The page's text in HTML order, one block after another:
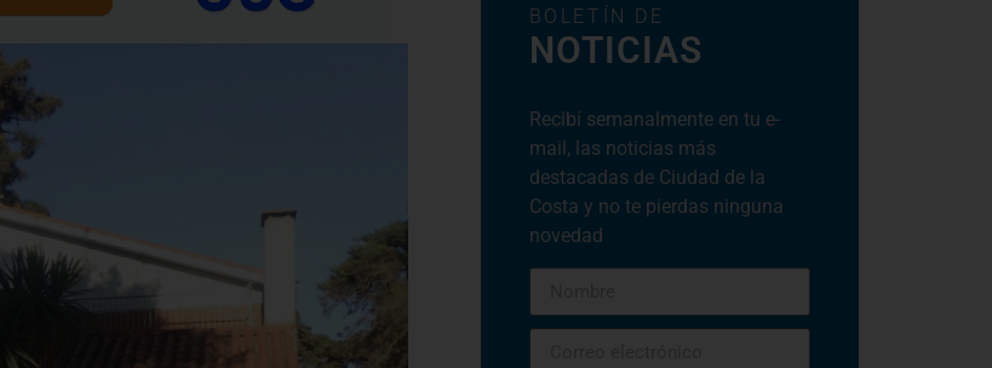
BOLETÍN DE
NOTICIAS
Recibí semanalmente en tu e-
mail, las noticias más
destacadas de Ciudad de la
Costa y no te pierdas ninguna
novedad